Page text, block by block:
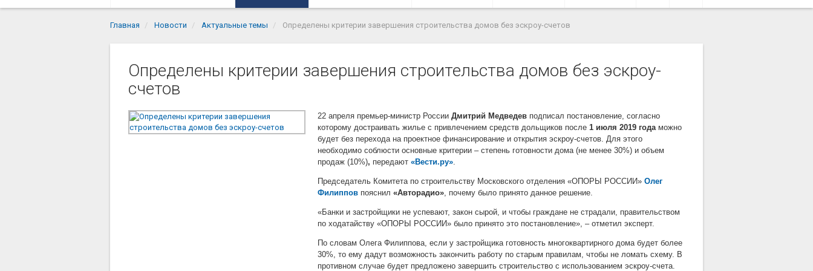
Главная Новости Актуальные темы Определены критерии завершения строительства домов без эскроу-счетов
Определены критерии завершения строительства домов без эскроу-
счетов
22 апреля премьер-министр РоссииДмитрий Медведев подписал постановление, согласно
которому достраивать жилье с привлечением средств дольщиков после 1 июля 2019 года можно
будет без перехода на проектное финансирование и открытия эскроу-счетов. Для этого
необходимо соблюсти основные критерии – степень готовности дома (не менее 30%) и объем
продаж (10%), передают«Вести.ру»
Председатель Комитета по строительству Московского отделения «ОПОРЫ РОССИИ» Олег
Филиппов пояснил «Авторадио» , почему было принято данное решение.
«Банки и застройщики не успевают, закон сырой, и чтобы граждане не страдали, правительством
по ходатайству «ОПОРЫ РОССИИ» было принято это постановление», – отметил эксперт.
По словам Олега Филиппова, если у застройщика готовность многоквартирного дома будет более
30%, то ему дадут возможность закончить работу по старым правилам, чтобы не ломать схему. В
противном случае будет предложено завершить строительство с использованием эскроу-счета.